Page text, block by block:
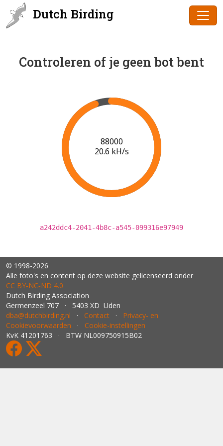
Dutch Birding
Controleren of je geen bot bent
90000
20.7 kH/s
a242ddc4-2041-4b8c-a545-099316e97949
© 1998-2026
Alle foto's en content op deze website gelicenseerd onder
CC BY‑NC‑ND 4.0
Dutch Birding Association
Germenzeel 707 · 5403 XD Uden
dba@dutchbirding.nl · Contact · Privacy- en
Cookievoorwaarden · Cookie-instellingen
KvK 41201763 · BTW NL009750915B02